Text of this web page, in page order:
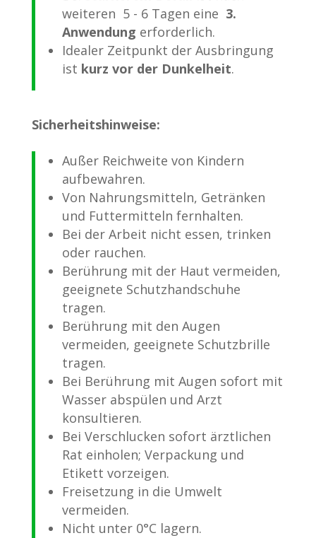
weiteren 5 - 6 Tagen eine 3.
Anwendung erforderlich.
Idealer Zeitpunkt der Ausbringung
ist kurz vor der Dunkelheit.
Sicherheitshinweise:
Außer Reichweite von Kindern
aufbewahren.
Von Nahrungsmitteln, Getränken
und Futtermitteln fernhalten.
Bei der Arbeit nicht essen, trinken
oder rauchen.
Berührung mit der Haut vermeiden,
geeignete Schutzhandschuhe
tragen.
Berührung mit den Augen
vermeiden, geeignete Schutzbrille
tragen.
Bei Berührung mit Augen sofort mit
Wasser abspülen und Arzt
konsultieren.
Bei Verschlucken sofort ärztlichen
Rat einholen; Verpackung und
Etikett vorzeigen.
Freisetzung in die Umwelt
vermeiden.
Nicht unter 0°C lagern.